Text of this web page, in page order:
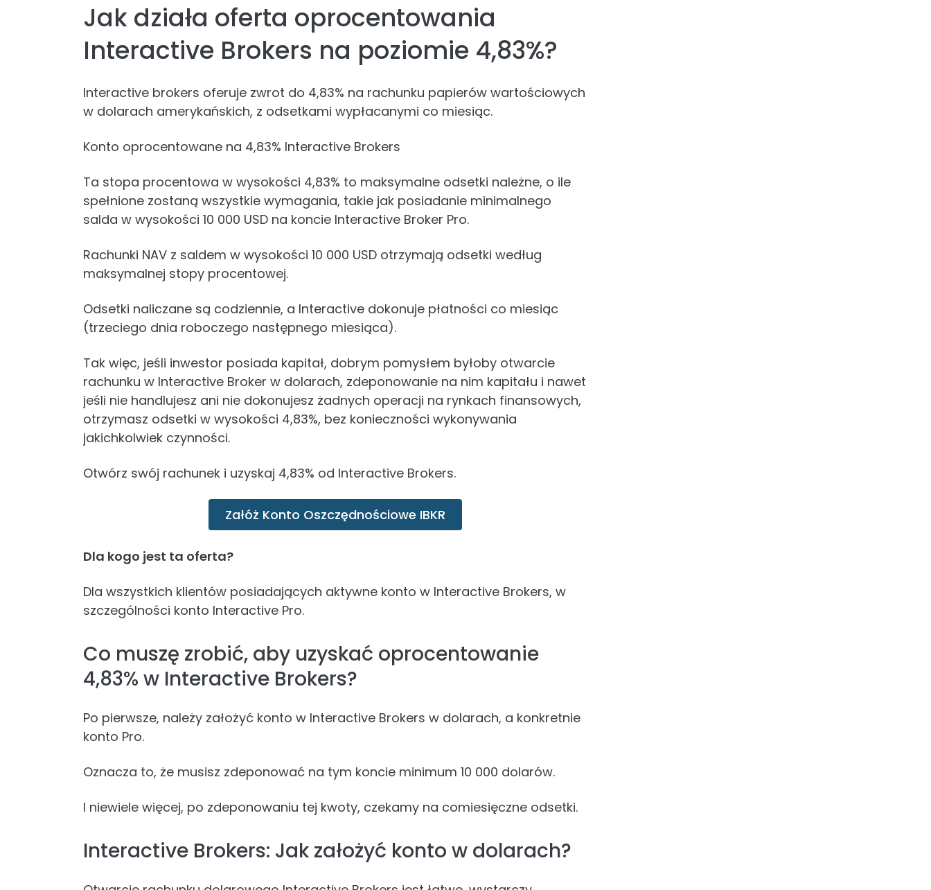
Jak działa oferta oprocentowania
Interactive Brokers na poziomie 4,83%?
Interactive brokers oferuje zwrot do 4,83% na rachunku papierów wartościowych
w dolarach amerykańskich, z odsetkami wypłacanymi co miesiąc.
Konto oprocentowane na 4,83% Interactive Brokers
Ta stopa procentowa w wysokości 4,83% to maksymalne odsetki należne, o ile
spełnione zostaną wszystkie wymagania, takie jak posiadanie minimalnego
salda w wysokości 10 000 USD na koncie Interactive Broker Pro.
Rachunki NAV z saldem w wysokości 10 000 USD otrzymają odsetki według
maksymalnej stopy procentowej.
Odsetki naliczane są codziennie, a Interactive dokonuje płatności co miesiąc
(trzeciego dnia roboczego następnego miesiąca).
Tak więc, jeśli inwestor posiada kapitał, dobrym pomysłem byłoby otwarcie
rachunku w Interactive Broker w dolarach, zdeponowanie na nim kapitału i nawet
jeśli nie handlujesz ani nie dokonujesz żadnych operacji na rynkach finansowych,
otrzymasz odsetki w wysokości 4,83%, bez konieczności wykonywania
jakichkolwiek czynności.
Otwórz swój rachunek i uzyskaj 4,83% od Interactive Brokers.
Załóż Konto Oszczędnościowe IBKR
Dla kogo jest ta oferta?
Dla wszystkich klientów posiadających aktywne konto w Interactive Brokers, w
szczególności konto Interactive Pro.
Co muszę zrobić, aby uzyskać oprocentowanie
4,83% w Interactive Brokers?
Po pierwsze, należy założyć konto w Interactive Brokers w dolarach, a konkretnie
konto Pro.
Oznacza to, że musisz zdeponować na tym koncie minimum 10 000 dolarów.
I niewiele więcej, po zdeponowaniu tej kwoty, czekamy na comiesięczne odsetki.
Interactive Brokers: Jak założyć konto w dolarach?